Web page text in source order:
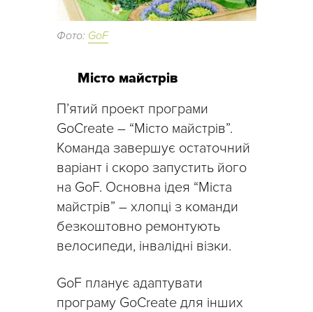
Фото: GoF
Місто майстрів
П’ятий проект програми
GoCreate – “Місто майстрів”.
Команда завершує остаточний
варіант і скоро запустить його
на GoF. Основна ідея “Міста
майстрів” – хлопці з команди
безкоштовно ремонтують
велосипеди, інвалідні візки.
GoF планує адаптувати
програму GoCreate для інших